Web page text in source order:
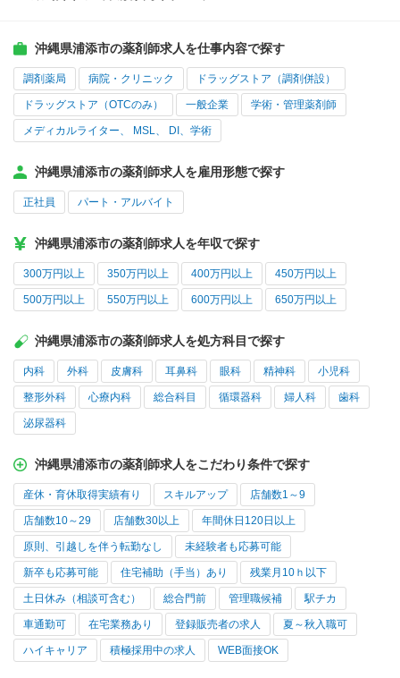
沖縄県浦添市の薬剤師求人を仕事内容で探す
調剤薬局 病院・クリニック ドラッグストア（調剤併設）
ドラッグストア（OTCのみ） 一般企業 学術・管理薬剤師
メディカルライター、 MSL、 DI、学術
沖縄県浦添市の薬剤師求人を雇用形態で探す
正社員 パート・アルバイト
沖縄県浦添市の薬剤師求人を年収で探す
300万円以上 350万円以上 400万円以上 450万円以上
500万円以上 550万円以上 600万円以上 650万円以上
沖縄県浦添市の薬剤師求人を処方科目で探す
内科 外科 皮膚科 耳鼻科 眼科 精神科 小児科
整形外科 心療内科 総合科目 循環器科 婦人科 歯科
泌尿器科
沖縄県浦添市の薬剤師求人をこだわり条件で探す
産休・育休取得実績有り スキルアップ 店舗数1～9
店舗数10～29 店舗数30以上 年間休日120日以上
原則、引越しを伴う転勤なし 未経験者も応募可能
新卒も応募可能 住宅補助（手当）あり 残業月10ｈ以下
土日休み（相談可含む） 総合門前 管理職候補 駅チカ
車通勤可 在宅業務あり 登録販売者の求人 夏～秋入職可
ハイキャリア 積極採用中の求人 WEB面接OK